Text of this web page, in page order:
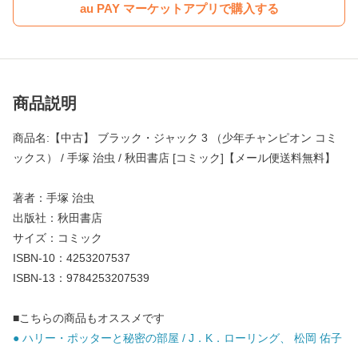
au PAY マーケットアプリで購入する
商品説明
商品名:【中古】 ブラック・ジャック 3 （少年チャンピオン コミ
ックス） / 手塚 治虫 / 秋田書店 [コミック]【メール便送料無料】
著者：手塚 治虫
出版社：秋田書店
サイズ：コミック
ISBN-10：4253207537
ISBN-13：9784253207539
■こちらの商品もオススメです
● ハリー・ポッターと秘密の部屋 / J．K．ローリング、 松岡 佑子